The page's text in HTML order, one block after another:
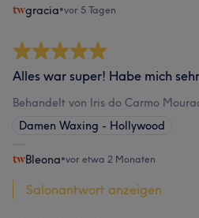
gracia•vor 5 Tagen
Alles war super! Habe mich
Behandelt von Iris do Carmo
Damen Waxing - Hollywood
Bleona•vor etwa 2 Monaten
Salonantwort anzeigen